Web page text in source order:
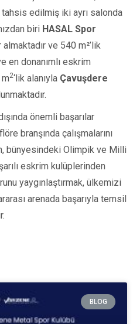
edilmiş iki ayrı salonda
biri HASAL Spor
almaktadır ve 540 m²’lik
en donanımlı eskrim
2‘lik alanıyla Çavuşdere
önemli başarılar
branşında çalışmalarını
bünyesindeki Olimpik ve Milli
eskrim kulüplerinden
yaygınlaştırmak, ülkemizi
arenada başarıyla temsil
BLOG